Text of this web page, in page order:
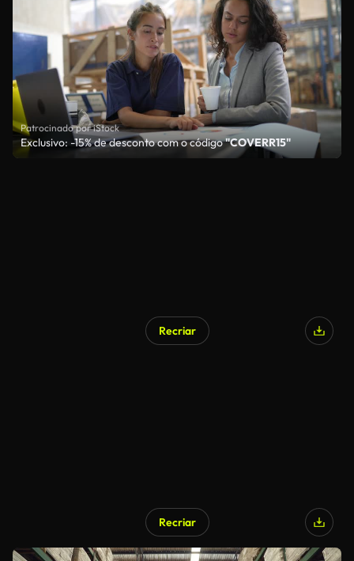
Patrocinado por iStock
Exclusivo: -15% de desconto com o código"COVERR15"
Recriar
Recriar